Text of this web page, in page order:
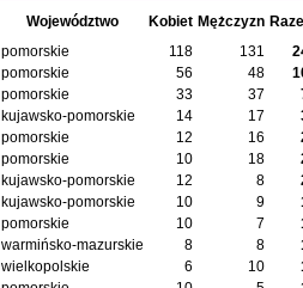
Województwo Kobiet Mężczyzn
pomorskie 118 131
pomorskie 56 48
pomorskie 33 37
kujawsko-pomorskie 14 17
pomorskie 12 16
pomorskie 10 18
kujawsko-pomorskie 12 8
kujawsko-pomorskie 10 9
pomorskie 10 7
warmińsko-mazurskie 8 8
wielkopolskie 6 10